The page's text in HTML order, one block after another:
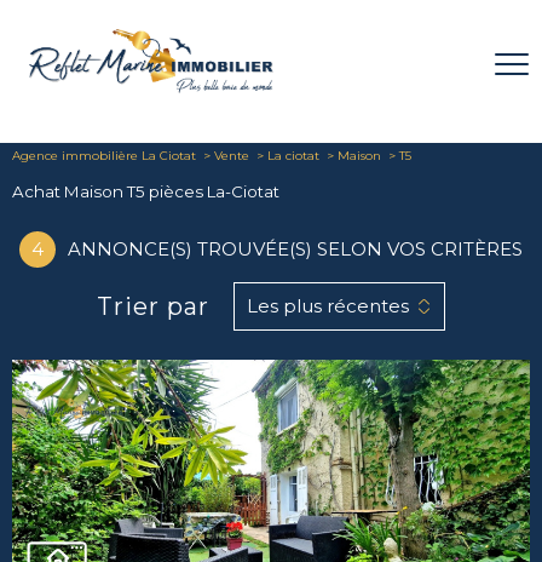
Agence immobilière La Ciotat Vente La ciotat Maison T5
Achat Maison T5 pièces La-Ciotat
4 ANNONCE(S) TROUVÉE(S) SELON VOS CRITÈRES
Trier par Les plus récentes